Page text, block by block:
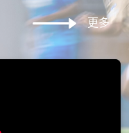
更多